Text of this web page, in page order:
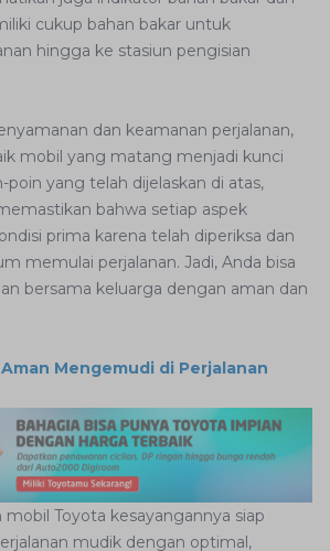
cukup bahan bakar untuk
hingga ke stasiun pengisian
dan keamanan perjalanan,
mobil yang matang menjadi kunci
poin yang telah dijelaskan di atas,
bahwa setiap aspek
prima karena telah diperiksa dan
memulai perjalanan. Jadi, Anda bisa
bersama keluarga dengan aman dan
Mengemudi di Perjalanan
Toyota kesayangannya siap
mudik dengan optimal,